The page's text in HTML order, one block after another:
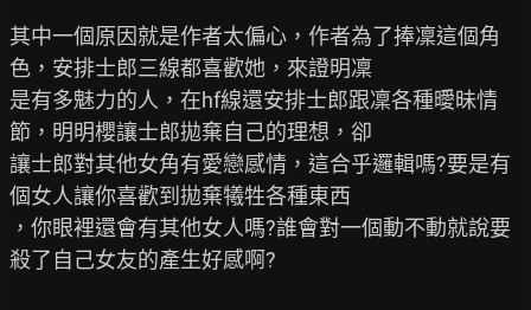
其中一個原因就是作者太偏心，作者為了捧凜這個角
色，安排士郎三線都喜歡她，來證明凜
是有多魅力的人，在hf線還安排士郎跟凜各種曖昧情
節，明明櫻讓士郎拋棄自己的理想，卻
讓士郎對其他女角有愛戀感情，這合乎邏輯嗎?要是有
個女人讓你喜歡到拋棄犧牲各種東西
，你眼裡還會有其他女人嗎?誰會對一個動不動就說要
殺了自己女友的產生好感啊?